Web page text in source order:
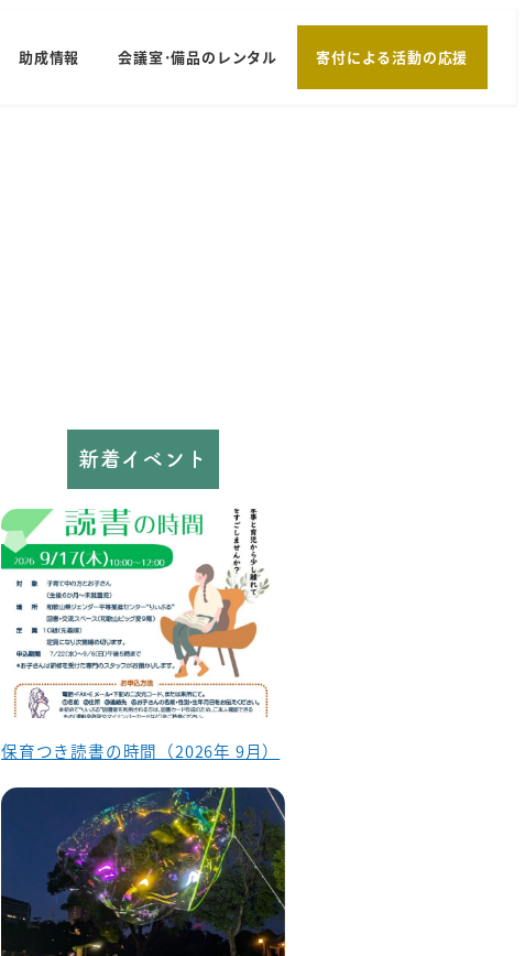
助成情報 会議室･備品のレンタル 寄付による活動の応援
T
w
te
新着イベント
保育つき読書の時間（2026年 9月）